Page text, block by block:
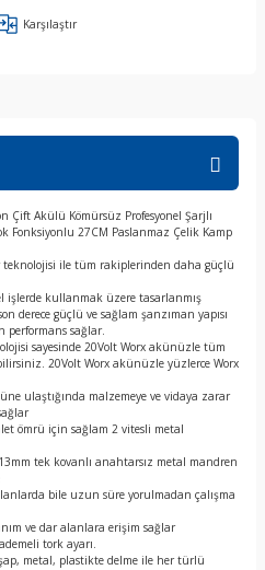
Karşılaştır
Çift Akülü Kömürsüz Profesyonel Şarjlı
Fonksiyonlu 27CM Paslanmaz Çelik Kamp
teknolojisi ile tüm rakiplerinden daha güçlü
işlerde kullanmak üzere tasarlanmış
derece güçlü ve sağlam şanzıman yapısı
sağlar.
sayesinde 20Volt Worx akünüzle tüm
20Volt Worx akünüzle yüzlerce Worx
ulaştığında malzemeye ve vidaya zarar
ömrü için sağlam 2 vitesli metal
tek kovanlı anahtarsız metal mandren
bile uzun süre yorulmadan çalışma
ve dar alanlara erişim sağlar
tork ayarı.
metal, plastikte delme ile her türlü